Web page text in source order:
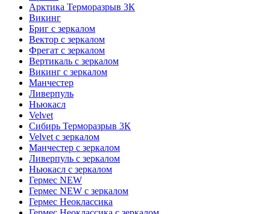
Арктика Терморазрыв 3К
Викинг
Бриг с зеркалом
Вектор с зеркалом
Фрегат с зеркалом
Вертикаль с зеркалом
Викинг с зеркалом
Манчестер
Ливерпуль
Ньюкасл
Velvet
Сибирь Терморазрыв 3К
Velvet с зеркалом
Манчестер с зеркалом
Ливерпуль с зеркалом
Ньюкасл с зеркалом
Гермес NEW
Гермес NEW с зеркалом
Гермес Неоклассика